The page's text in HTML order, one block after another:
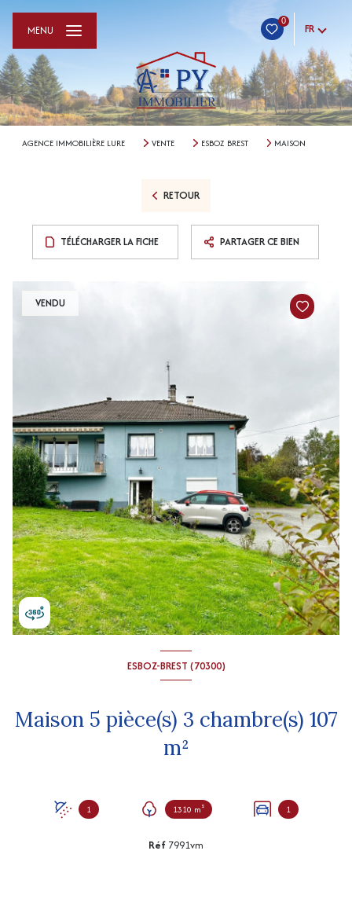
0
FR
MENU
AGENCE IMMOBILIÈRE LURE VENTE ESBOZ BREST MAISON
RETOUR
TÉLÉCHARGER LA FICHE PARTAGER CE BIEN
VENDU
ESBOZ-BREST (70300)
Maison 5 pièce(s) 3 chambre(s) 107
m²
1 1310 m² 1
Réf 7991vm